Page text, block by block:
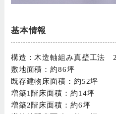
基本情報
構造：木造軸組み真壁工法
敷地面積：約86坪
既存建物床面積：約52坪
増築1階床面積：約14坪
増築2階床面積：約6坪